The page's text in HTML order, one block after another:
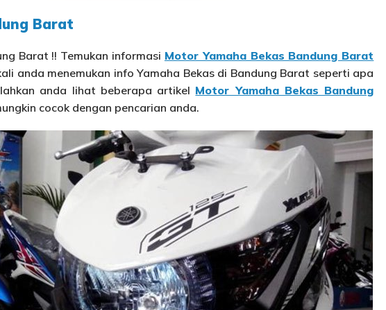
Barat
Barat !! Temukan informasi Motor Yamaha Bekas Bandung Barat
anda menemukan info Yamaha Bekas di Bandung Barat seperti apa
anda lihat beberapa artikel Motor Yamaha Bekas Bandung
cocok dengan pencarian anda.